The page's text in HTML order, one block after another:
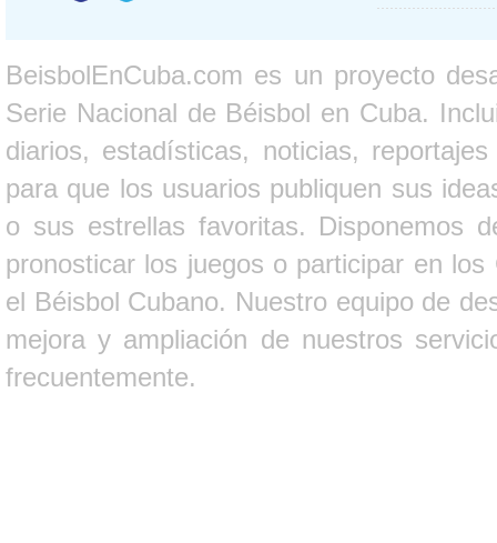
BeisbolEnCuba.com es un proyecto
Serie Nacional de Béisbol en Cuba.
diarios, estadísticas, noticias,
para que los usuarios publiquen sus
o sus estrellas favoritas. Disponemos
pronosticar los juegos o participar en
el Béisbol Cubano. Nuestro equipo de
mejora y ampliación de nuestros
frecuentemente.